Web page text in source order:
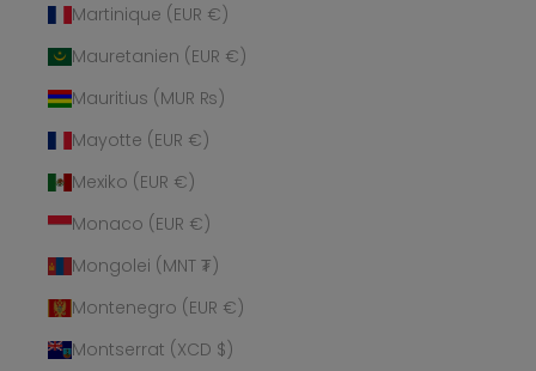
Martinique (EUR €)
Mauretanien (EUR €)
Mauritius (MUR ₨)
Mayotte (EUR €)
Mexiko (EUR €)
Monaco (EUR €)
Mongolei (MNT ₮)
Montenegro (EUR €)
Montserrat (XCD $)